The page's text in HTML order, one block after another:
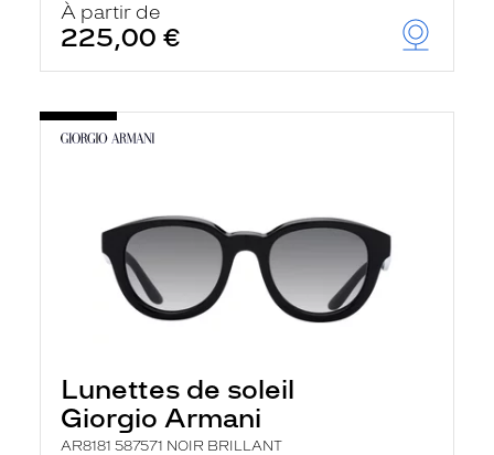
À partir de
225,00 €
Lunettes de soleil
Giorgio Armani
AR8181 587571 NOIR BRILLANT